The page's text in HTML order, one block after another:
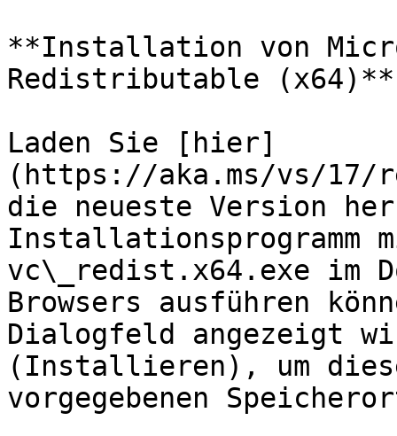
**Installation von
Redistributable (x64)**
Laden Sie [hier]
(https://aka.ms/vs/17/
die neueste Version
Installationsprogramm
vc\_redist.x64.exe im
Browsers ausführen
Dialogfeld angezeigt
(Installieren), um diese
vorgegebenen